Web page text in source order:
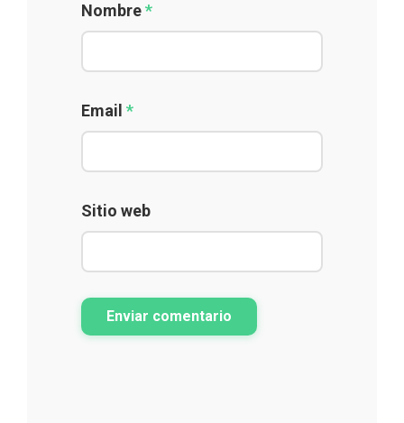
Nombre*
Email *
Sitio web
Enviar comentario